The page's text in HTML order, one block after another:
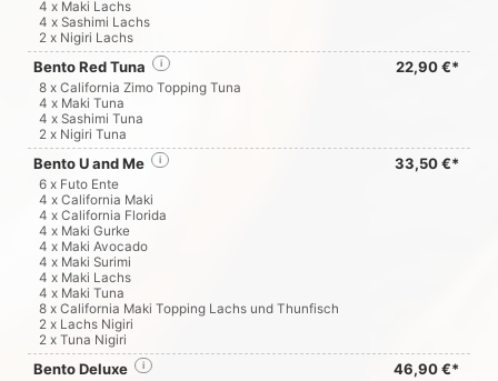
4 x Maki Lachs
4 x Sashimi Lachs
2 x Nigiri Lachs
Bento Red Tuna 22,90 €*
i
8 x California Zimo Topping Tuna
4 x Maki Tuna
4 x Sashimi Tuna
2 x Nigiri Tuna
Bento U and Me 33,50 €*
i
6 x Futo Ente
4 x California Maki
4 x California Florida
4 x Maki Gurke
4 x Maki Avocado
4 x Maki Surimi
4 x Maki Lachs
4 x Maki Tuna
8 x California Maki Topping Lachs und Thunfisch
2 x Lachs Nigiri
2 x Tuna Nigiri
Bento Deluxe 46,90 €*
i